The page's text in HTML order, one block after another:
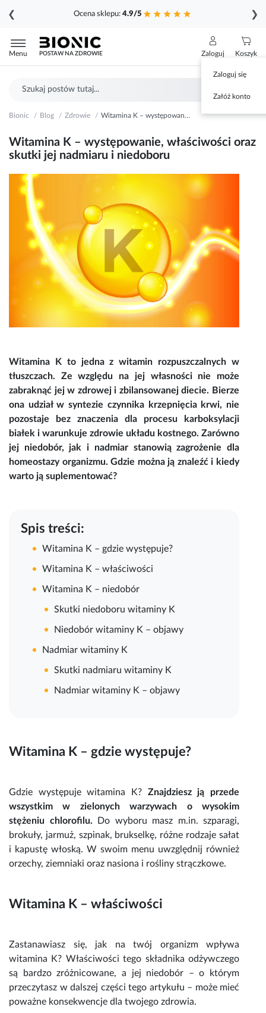
Ocena sklepu: 4.9/5
❮ ❯
do
treści
Menu POSTAW NA ZDROWIE Zaloguj
Zaloguj się
Załóż konto
Koszyk
Bionic Blog Zdrowie Witamina K – występowanie, właściwości oraz skutki jej nadmiaru i niedoboru
Witamina K – występowanie, właściwości oraz
skutki jej nadmiaru i niedoboru
Witamina Kto jedna z witamin rozpuszczalnych w
tłuszczach. Ze względu na jej własności nie może
zabraknąć jej w zdrowej i zbilansowanej diecie. Bierze
ona udział w syntezie czynnika krzepnięcia krwi, nie
pozostaje bez znaczenia dla procesu karboksylacji
białek i warunkuje zdrowie układu kostnego. Zarówno
jej niedobór, jak i nadmiar stanowią zagrożenie dla
homeostazy organizmu. Gdzie można ją znaleźć i kiedy
warto ją suplementować?
Spis treści:
Witamina K – gdzie występuje?
Witamina K – właściwości
Witamina K – niedobór
Skutki niedoboru witaminy K
Niedobór witaminy K – objawy
Nadmiar witaminy K
Skutki nadmiaru witaminy K
Nadmiar witaminy K – objawy
Witamina K – gdzie występuje?
Gdzie występuje witamina K? Znajdziesz ją przede
wszystkim w zielonych warzywach o wysokim
stężeniu chlorofilu.
Do wyboru masz m.in. szparagi,
brokuły, jarmuż, szpinak, brukselkę, różne rodzaje sałat
i kapustę włoską. W swoim menu uwzględnij również
orzechy, ziemniaki oraz nasiona i rośliny strączkowe.
Witamina K – właściwości
Zastanawiasz się, jak na twój organizm wpływa
witamina K? Właściwościtego składnika odżywczego
są bardzo zróżnicowane, a jej niedobór – o którym
przeczytasz w dalszej części tego artykułu – może mieć
poważne konsekwencje dla twojego zdrowia.